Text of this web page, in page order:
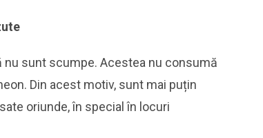
nu sunt scumpe. Acestea nu consumă
Din acest motiv, sunt mai puțin
oriunde, în special în locuri